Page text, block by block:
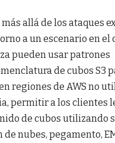
allá de los ataques
a un escenario en el
pueden usar patrones
de cubos S3
regiones de AWS no
permitir a los clientes
de cubos utilizando
nubes, pegamento,